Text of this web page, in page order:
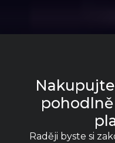
Raději byste si